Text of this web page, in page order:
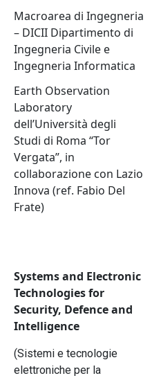
Macroarea di Ingegneria
– DICII Dipartimento di
Ingegneria Civile e
Ingegneria Informatica
Earth Observation
Laboratory
dell’Università degli
Studi di Roma “Tor
Vergata”, in
collaborazione con Lazio
Innova (ref. Fabio Del
Frate)
Systems and Electronic
Technologies for
Security, Defence and
Intelligence
(Sistemi e tecnologie
elettroniche per la